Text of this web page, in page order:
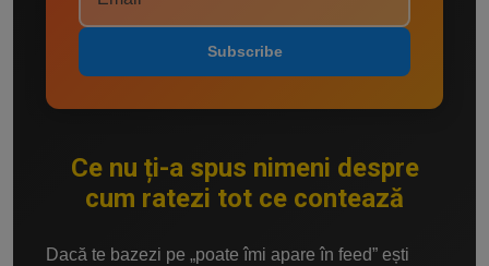
Subscribe
Ce nu ți-a spus nimeni despre
cum ratezi tot ce contează
Dacă te bazezi pe „poate îmi apare în feed” ești